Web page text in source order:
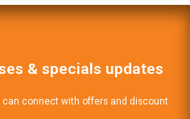
& specials updates
can connect with offers and discount